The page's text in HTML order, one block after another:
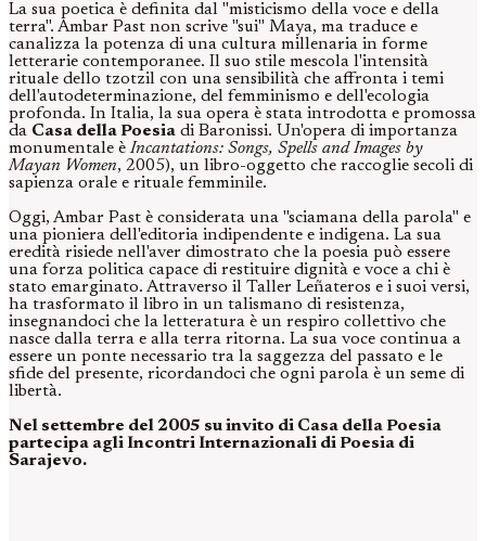
La sua poetica è definita dal "misticismo della voce e della
terra". Ambar Past non scrive "sui" Maya, ma traduce e
canalizza la potenza di una cultura millenaria in forme
letterarie contemporanee. Il suo stile mescola l'intensità
rituale dello tzotzil con una sensibilità che affronta i temi
dell'autodeterminazione, del femminismo e dell'ecologia
profonda. In Italia, la sua opera è stata introdotta e promossa
da Casa della Poesia di Baronissi. Un'opera di importanza
monumentale è Incantations: Songs, Spells and Images by
Mayan Women, 2005), un libro-oggetto che raccoglie secoli di
sapienza orale e rituale femminile.
Oggi, Ambar Past è considerata una "sciamana della parola" e
una pioniera dell'editoria indipendente e indigena. La sua
eredità risiede nell'aver dimostrato che la poesia può essere
una forza politica capace di restituire dignità e voce a chi è
stato emarginato. Attraverso il Taller Leñateros e i suoi versi,
ha trasformato il libro in un talismano di resistenza,
insegnandoci che la letteratura è un respiro collettivo che
nasce dalla terra e alla terra ritorna. La sua voce continua a
essere un ponte necessario tra la saggezza del passato e le
sfide del presente, ricordandoci che ogni parola è un seme di
libertà.
Nel settembre del 2005 su invito di Casa della Poesia
partecipa agli Incontri Internazionali di Poesia di
Sarajevo.